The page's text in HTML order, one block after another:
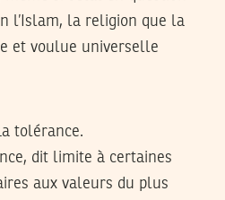
l’Islam, la religion que la
et voulue universelle
tolérance.
dit limite à certaines
aux valeurs du plus